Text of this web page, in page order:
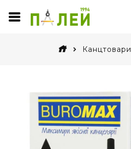
Канцтовари